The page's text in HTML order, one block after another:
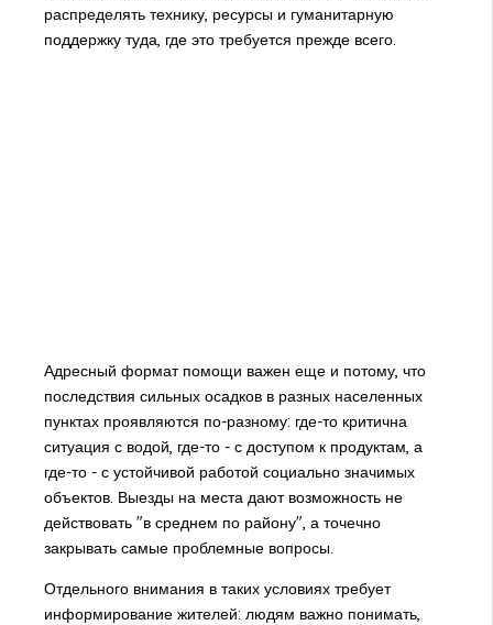
распределять технику, ресурсы и гуманитарную
поддержку туда, где это требуется прежде всего.
Адресный формат помощи важен еще и потому, что
последствия сильных осадков в разных населенных
пунктах проявляются по-разному: где-то критична
ситуация с водой, где-то - с доступом к продуктам, а
где-то - с устойчивой работой социально значимых
объектов. Выезды на места дают возможность не
действовать "в среднем по району", а точечно
закрывать самые проблемные вопросы.
Отдельного внимания в таких условиях требует
информирование жителей: людям важно понимать,